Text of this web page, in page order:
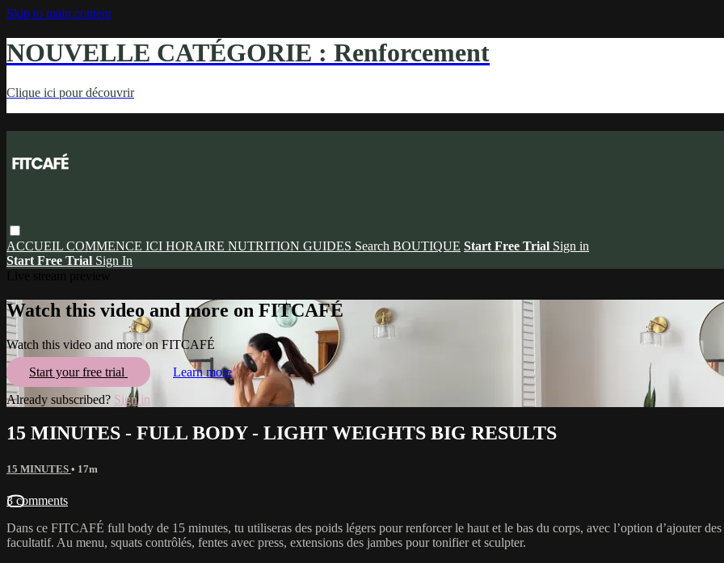
Skip to main content
NOUVELLE CATÉGORIE : Renforcement
Clique ici pour découvrir
ACCUEIL COMMENCE ICI HORAIRE NUTRITION GUIDES Search BOUTIQUE Start Free Trial Sign in
Start Free Trial Sign In
Watch this video and more on FITCAFÉ
Watch this video and more on FITCAFÉ
Start your free trial
Learn more
Already subscribed? Sign in
15 MINUTES - FULL BODY - LIGHT WEIGHTS BIG RESULTS
15 MINUTES • 17m
3 comments
Dans ce FITCAFÉ full body de 15 minutes, tu utiliseras des poids légers pour renforcer le haut et le bas du corps, avec l’option d’ajouter
facultatif. Au menu, squats contrôlés, fentes avec press, extensions des jambes pour tonifier et sculpter.